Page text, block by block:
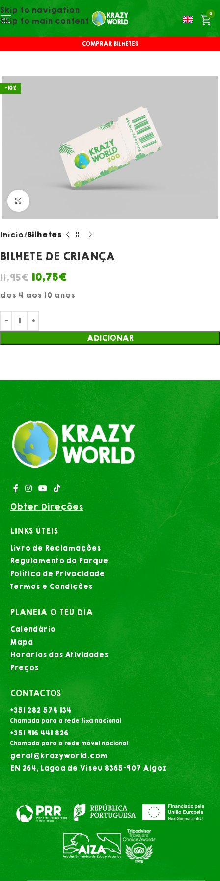
Skip to navigation
Skip to main content
0
COMPRAR BILHETES
-10%
Click to enlarge
Início Bilhetes
BILHETE DE CRIANÇA
11,95€ 10,75€
dos 4 aos 10 anos
ADICIONAR
Obter Direções
LINKS ÚTEIS
Livro de Reclamações
Regulamento do Parque
Política de Privacidade
Termos e Condições
PLANEIA O TEU DIA
Calendário
Mapa
Horários das Atividades
Preços
CONTACTOS
+351 282 574 134
Chamada para a rede fixa nacional
+351 916 441 826
Chamada para a rede móvel nacional
geral@krazyworld.com
EN 264, Lagoa de Viseu 8365-907 Algoz